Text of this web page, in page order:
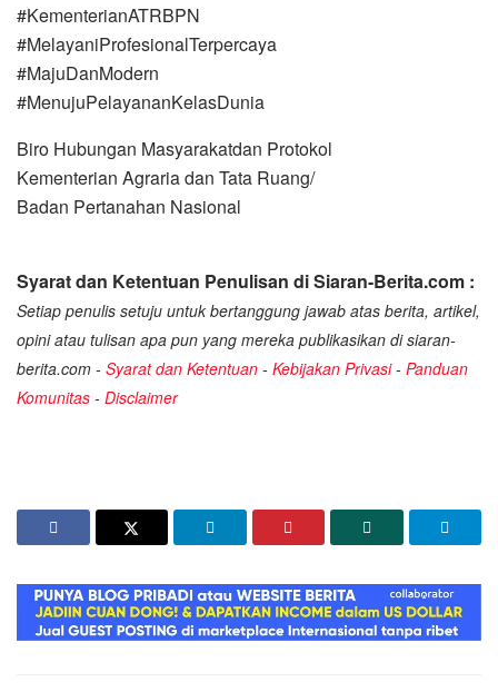
#KementerianATRBPN
#MelayaniProfesionalTerpercaya
#MajuDanModern
#MenujuPelayananKelasDunia
Biro Hubungan Masyarakatdan Protokol
Kementerian Agraria dan Tata Ruang/
Badan Pertanahan Nasional
Syarat dan Ketentuan Penulisan di Siaran-Berita.com :
Setiap penulis setuju untuk bertanggung jawab atas berita, artikel,
opini atau tulisan apa pun yang mereka publikasikan di siaran-
berita.com - Syarat dan Ketentuan - Kebijakan Privasi- Panduan
Komunitas - Disclaimer